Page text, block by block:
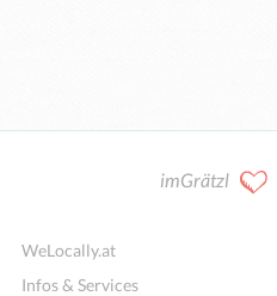
imGrätzl
WeLocally.at
Infos & Services